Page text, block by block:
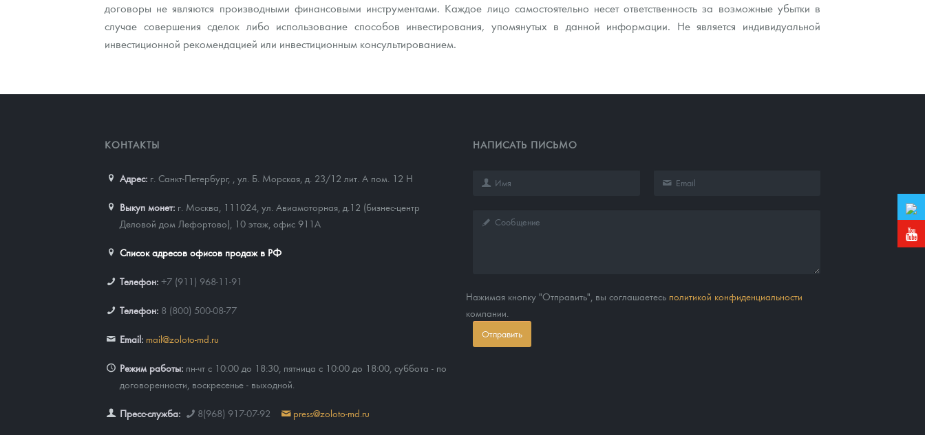
договоры не являются производными финансовыми инструментами. Каждое лицо самостоятельно несет ответственность за возможные убытки в
случае совершения сделок либо использование способов инвестирования, упомянутых в данной информации. Не является индивидуальной
инвестиционной рекомендацией или инвестиционным консультированием.
КОНТАКТЫ
Адрес: г. Санкт-Петербург, ул. Б. Морская, д. 23/12 лит. А пом. 12 Н
Выкуп монет: г. Москва, 111024, ул. Авиамоторная, д.12 (бизнес-центр
Деловой дом Лефортово), 10 этаж, офис 911А
Список адресов офисов продаж в РФ
Телефон: +7 (911) 968-11-91
Телефон: 8 (800) 500-08-77
Email: mail@zoloto-md.ru
Режим работы: пн-чт с 10:00 до 18:30, пятница с 10:00 до 18:00, суббота - по
договоренности, воскресенье - выходной.
Пресс-служба: 8(968) 917-07-92 press@zoloto-md.ru
НАПИСАТЬ ПИСЬМО
Нажимая кнопку "Отправить", вы соглашаетесь политикой конфиденциальности
компании.
Отправить